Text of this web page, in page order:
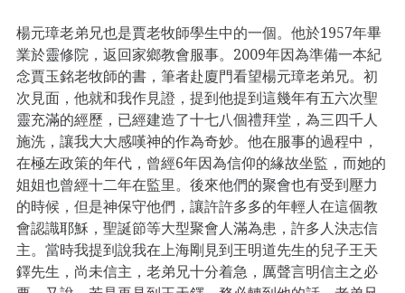
楊元璋老弟兄也是賈老牧師學生中的一個。他於1957年畢
業於靈修院，返回家鄉教會服事。2009年因為準備一本紀
念賈玉銘老牧師的書，筆者赴廈門看望楊元璋老弟兄。初
次見面，他就和我作見證，提到他提到這幾年有五六次聖
靈充滿的經歷，已經建造了十七八個禮拜堂，為三四千人
施洗，讓我大大感嘆神的作為奇妙。他在服事的過程中，
在極左政策的年代，曾經6年因為信仰的緣故坐監，而她的
姐姐也曾經十二年在監里。後來他們的聚會也有受到壓力
的時候，但是神保守他們，讓許許多多的年輕人在這個教
會認識耶穌，聖誕節等大型聚會人滿為患，許多人決志信
主。當時我提到說我在上海剛見到王明道先生的兒子王天
鐸先生，尚未信主，老弟兄十分着急，厲聲言明信主之必